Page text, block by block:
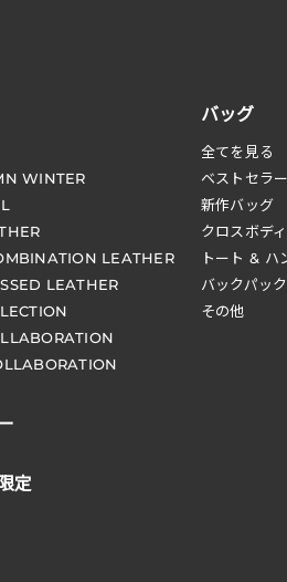
WINTER
LEATHER
LEATHER
定
バッグ
全てを見る
ベストセラー
新作バッグ
クロスボデ
トート & ハ
バックパッ
その他